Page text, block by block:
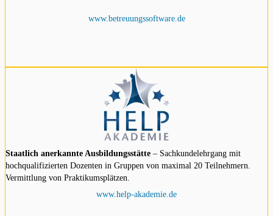
www.betreuungssoftware.de
Staatlich anerkannte Ausbildungsstätte – Sachkundelehrgang mit
hochqualifizierten Dozenten in Gruppen von maximal 20 Teilnehmern.
Vermittlung von Praktikumsplätzen.
www.help-akademie.de